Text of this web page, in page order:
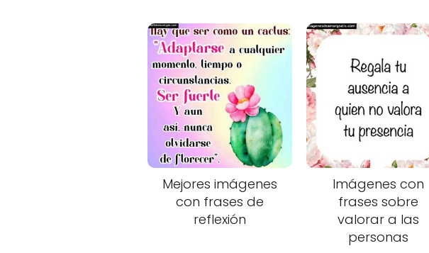
Mejores imágenes
con frases de
reflexión
Imágenes con
frases sobre
valorar a las
personas